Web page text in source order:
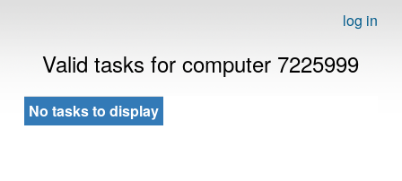
log in
Valid tasks for computer 7225999
No tasks to display